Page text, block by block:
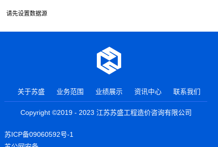
请先设置数据源
关于苏盛 业务范围 业绩展示 资讯中心 联系我们
Copyright ©2019 - 2023 江苏苏盛工程造价咨询有限公司
苏ICP备09060592号-1